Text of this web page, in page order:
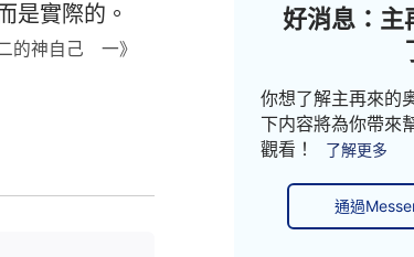
是實際的。
的神自己 一》
好消息：主
你想了解主再來的
下内容將為你帶來
觀看！
了解更多
通過